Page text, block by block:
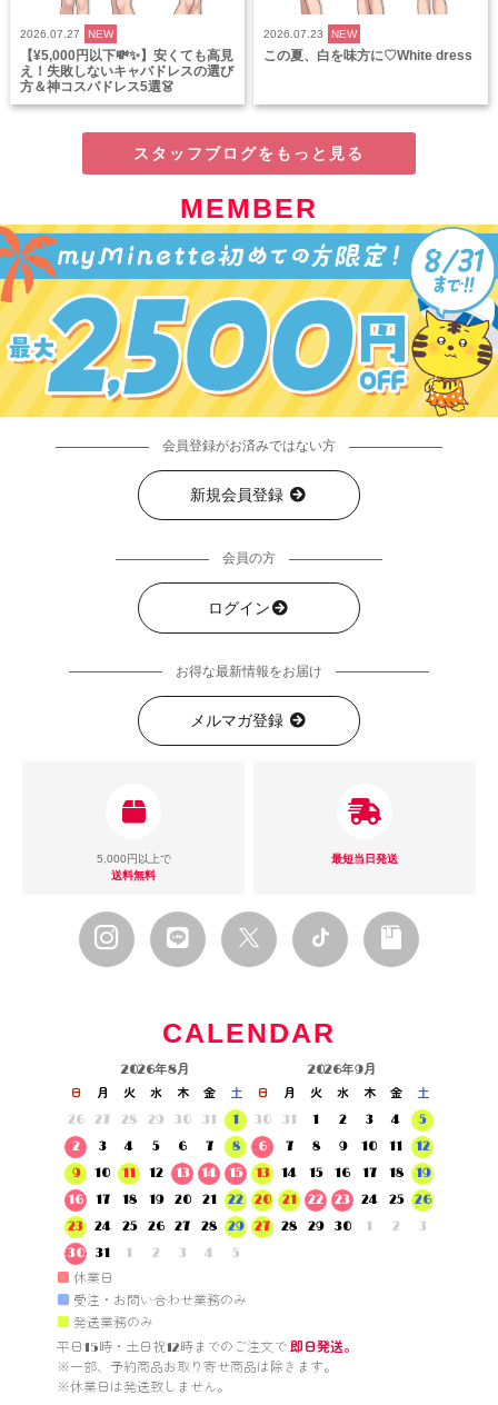
2026.07.27 NEW
【¥5,000円以下💸✨】安くても高見
え！失敗しないキャバドレスの選び
方＆神コスパドレス5選👗
2026.07.23 NEW
この夏、白を味方に♡White dress
スタッフブログをもっと見る
MEMBER
会員登録がお済みではない方
新規会員登録
会員の方
ログイン
お得な最新情報をお届け
メルマガ登録
5,000円以上で
送料無料
最短当日発送
CALENDAR
2026年8月
日 月 火 水 木 金
土
26
27 28 29 30 31
1
2
3 4 5 6 7
8
9
10 11 12 13 14
15
16
17 18 19 20 21
22
23
24 25 26 27 28
29
30
31 1 2 3 4 5
2026年9月
日 月 火 水 木 金
土
30
31 1 2 3 4
5
6
7 8 9 10 11
12
13
14 15 16 17 18
19
20
21 22 23 24 25
26
27
28 29 30 1 2 3
■ 休業日
■ 受注・お問い合わせ業務のみ
■ 発送業務のみ
平日15時・土日祝12時までのご注文で 即日発送。
※一部、予約商品お取り寄せ商品は除きます。
※休業日は発送致しません。